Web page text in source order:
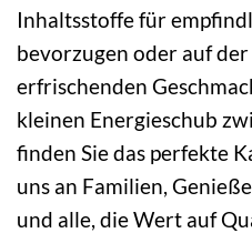
Inhaltsstoffe für
bevorzugen oder auf der
erfrischenden
kleinen Energieschub
finden Sie das perfekte
uns an Familien,
und alle, die Wert auf